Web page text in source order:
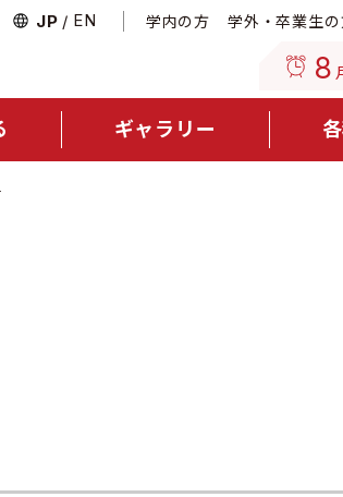
JP EN 学内の方 学外・卒業生
8
ギャラリー